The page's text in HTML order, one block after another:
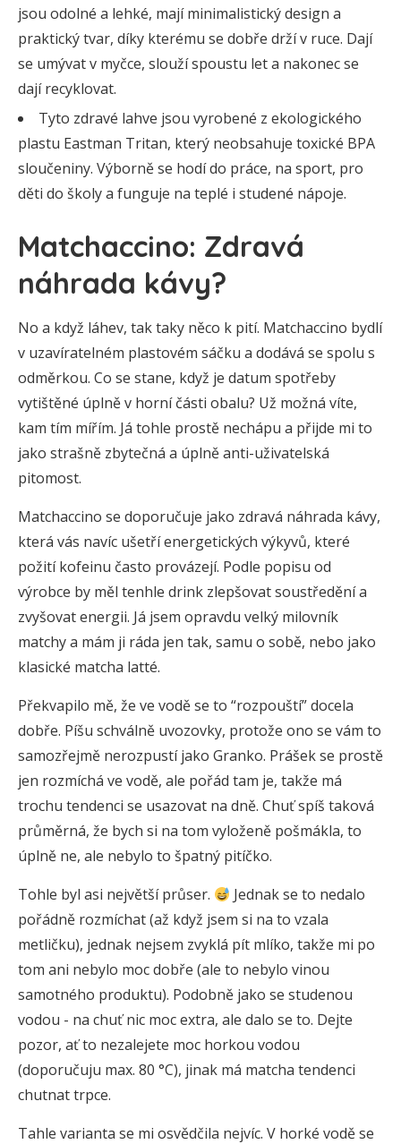
jsou odolné a lehké, mají minimalistický design a
praktický tvar, díky kterému se dobře drží v ruce. Dají
se umývat v myčce, slouží spoustu let a nakonec se
dají recyklovat.
Tyto zdravé lahve jsou vyrobené z ekologického
plastu Eastman Tritan, který neobsahuje toxické BPA
sloučeniny. Výborně se hodí do práce, na sport, pro
děti do školy a funguje na teplé i studené nápoje.
Matchaccino: Zdravá
náhrada kávy?
No a když láhev, tak taky něco k pití. Matchaccino bydlí
v uzavíratelném plastovém sáčku a dodává se spolu s
odměrkou. Co se stane, když je datum spotřeby
vytištěné úplně v horní části obalu? Už možná víte,
kam tím mířím. Já tohle prostě nechápu a přijde mi to
jako strašně zbytečná a úplně anti-uživatelská
pitomost.
Matchaccino se doporučuje jako zdravá náhrada kávy,
která vás navíc ušetří energetických výkyvů, které
požití kofeinu často provázejí. Podle popisu od
výrobce by měl tenhle drink zlepšovat soustředění a
zvyšovat energii. Já jsem opravdu velký milovník
matchy a mám ji ráda jen tak, samu o sobě, nebo jako
klasické matcha latté.
Překvapilo mě, že ve vodě se to “rozpouští” docela
dobře. Píšu schválně uvozovky, protože ono se vám to
samozřejmě nerozpustí jako Granko. Prášek se prostě
jen rozmíchá ve vodě, ale pořád tam je, takže má
trochu tendenci se usazovat na dně. Chuť spíš taková
průměrná, že bych si na tom vyloženě pošmákla, to
úplně ne, ale nebylo to špatný pitíčko.
Tohle byl asi největší průser.
Jednak se to nedalo
pořádně rozmíchat (až když jsem si na to vzala
metličku), jednak nejsem zvyklá pít mlíko, takže mi po
tom ani nebylo moc dobře (ale to nebylo vinou
samotného produktu). Podobně jako se studenou
vodou - na chuť nic moc extra, ale dalo se to. Dejte
pozor, ať to nezalejete moc horkou vodou
(doporučuju max. 80 °C), jinak má matcha tendenci
chutnat trpce.
Tahle varianta se mi osvědčila nejvíc. V horké vodě se